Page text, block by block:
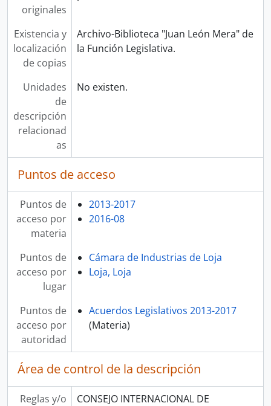
originales
Existencia y
localización
de copias
Archivo-Biblioteca "Juan León Mera" de
la Función Legislativa.
Unidades
de
descripción
relacionad
as
No existen.
Puntos de acceso
Puntos de
acceso por
materia
2013-2017
2016-08
Puntos de
acceso por
lugar
Cámara de Industrias de Loja
Loja, Loja
Puntos de
acceso por
autoridad
Acuerdos Legislativos 2013-2017
(Materia)
Área de control de la descripción
Reglas y/o
CONSEJO INTERNACIONAL DE